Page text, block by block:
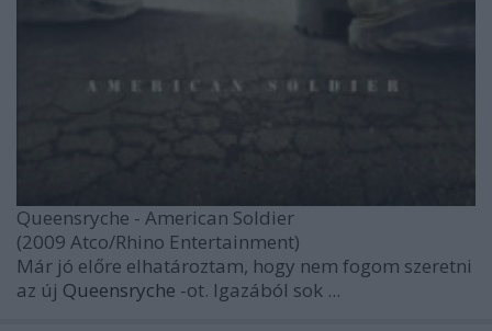
Queensryche - American Soldier
(2009 Atco/Rhino Entertainment)
Már jó előre elhatároztam, hogy nem fogom szeretni
az új Queensryche -ot. Igazából sok ...